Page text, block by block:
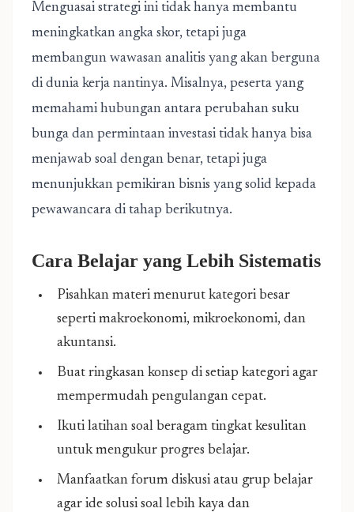
Menguasai strategi ini tidak hanya membantu
meningkatkan angka skor, tetapi juga
membangun wawasan analitis yang akan berguna
di dunia kerja nantinya. Misalnya, peserta yang
memahami hubungan antara perubahan suku
bunga dan permintaan investasi tidak hanya bisa
menjawab soal dengan benar, tetapi juga
menunjukkan pemikiran bisnis yang solid kepada
pewawancara di tahap berikutnya.
Cara Belajar yang Lebih Sistematis
Pisahkan materi menurut kategori besar
seperti makroekonomi, mikroekonomi, dan
akuntansi.
Buat ringkasan konsep di setiap kategori agar
mempermudah pengulangan cepat.
Ikuti latihan soal beragam tingkat kesulitan
untuk mengukur progres belajar.
Manfaatkan forum diskusi atau grup belajar
agar ide solusi soal lebih kaya dan